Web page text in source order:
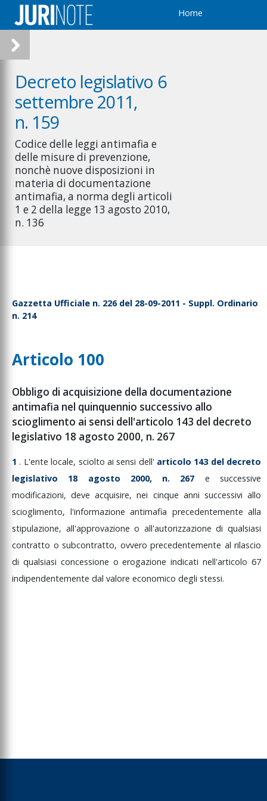
Home
Decreto legislativo 6
settembre 2011,
n. 159
Codice delle leggi antimafia e
delle misure di prevenzione,
nonchè nuove disposizioni in
materia di documentazione
antimafia, a norma degli articoli
1 e 2 della legge 13 agosto 2010,
n. 136
Gazzetta Ufficiale n. 226 del 28-09-2011 - Suppl. Ordinario
n. 214
Articolo 100
Obbligo di acquisizione della documentazione
antimafia nel quinquennio successivo allo
scioglimento ai sensi dell'articolo 143 del decreto
legislativo 18 agosto 2000, n. 267
1 . L'entelocale, sciolto aisensi dell' articolo 143 del decreto
legislativo 18 agosto 2000, n. 267 esuccessive
modificazioni,deveacquisire,nei cinque anni successiviallo
scioglimento, l'informazione antimafia precedentemente alla
stipulazione, all'approvazioneo all'autorizzazionediqualsiasi
contratto o subcontratto, ovvero precedentemente al rilascio
di qualsiasi concessione oerogazioneindicatinell'articolo67
indipendentemente dal valore economico degli stessi.